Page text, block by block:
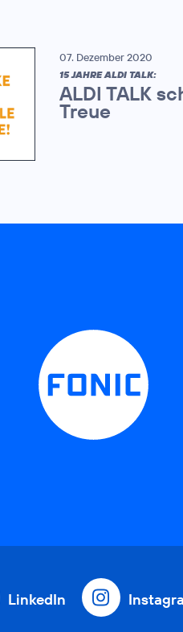
07. Dezember 2020
15 JAHRE ALDI TALK:
ALDI TALK
Treue
LinkedIn